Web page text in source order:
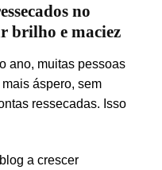
no
brilho e maciez
ano, muitas pessoas
áspero, sem
ressecadas. Isso
a crescer